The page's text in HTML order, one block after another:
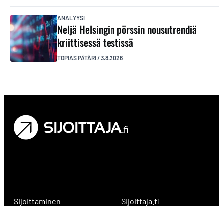
ANALYYSI
Neljä Helsingin pörssin nousutrendiä
kriittisessä testissä
TOPIAS PÄTÄRI/3.8.2026
Sijoittaminen Sijoittaja.fi